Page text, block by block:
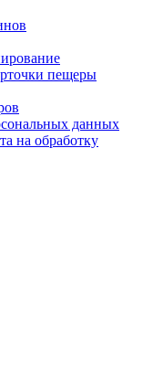
пещеры
данных
на обработку